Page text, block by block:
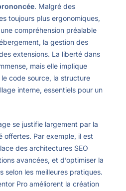
. Malgré des
toujours plus ergonomiques,
compréhension préalable
la gestion des
extensions. La liberté dans
mais elle implique
code source, la structure
interne, essentiels pour un
se justifie largement par la
offertes. Par exemple, il est
des architectures SEO
avancées, et d’optimiser la
selon les meilleures pratiques.
Pro améliorent la création